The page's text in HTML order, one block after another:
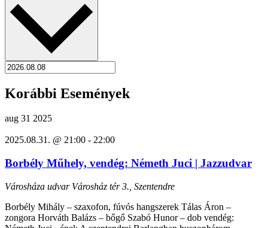
Korábbi Események
aug 31 2025
2025.08.31. @ 21:00 - 22:00
Borbély Műhely, vendég: Németh Juci | Jazzudvar
Városháza udvar Városház tér 3., Szentendre
Borbély Mihály – szaxofon, fúvós hangszerek Tálas Áron –
zongora Horváth Balázs – bőgő Szabó Hunor – dob vendég: